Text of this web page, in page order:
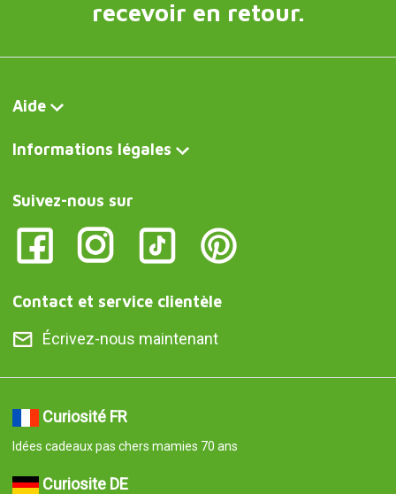
recevoir en retour.
Aide
Informations légales
Suivez-nous sur
Contact et service clientèle
Écrivez-nous maintenant
Curiosité FR
Idées cadeaux pas chers mamies 70 ans
Curiosite DE